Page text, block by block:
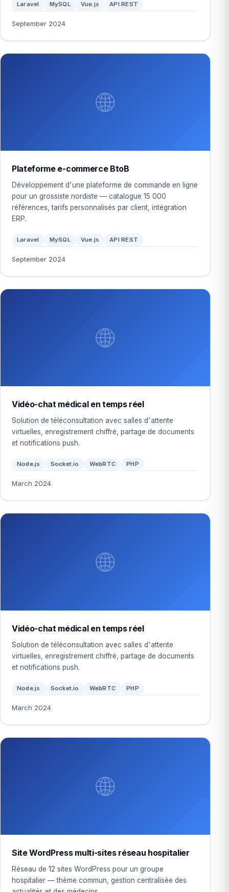
Laravel MySQL Vue.js API REST
September 2024
🌐
Plateforme e-commerce BtoB
Développement d'une plateforme de commande en ligne
pour un grossiste nordiste — catalogue 15 000
références, tarifs personnalisés par client, intégration
ERP.
Laravel MySQL Vue.js API REST
September 2024
🌐
Vidéo-chat médical en temps réel
Solution de téléconsultation avec salles d'attente
virtuelles, enregistrement chiffré, partage de documents
et notifications push.
Node.js Socket.io WebRTC PHP
March 2024
🌐
Vidéo-chat médical en temps réel
Solution de téléconsultation avec salles d'attente
virtuelles, enregistrement chiffré, partage de documents
et notifications push.
Node.js Socket.io WebRTC PHP
March 2024
🌐
Site WordPress multi-sites réseau hospitalier
Réseau de 12 sites WordPress pour un groupe
hospitalier — thème commun, gestion centralisée des